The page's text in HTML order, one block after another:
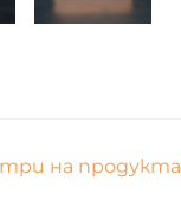
на продукта